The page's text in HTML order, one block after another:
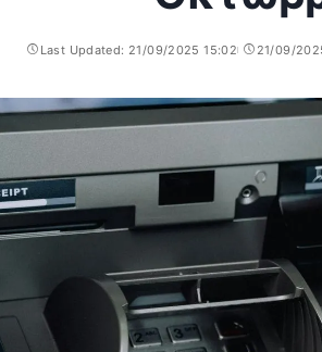
Last Updated: 21/09/2025 15:02 21/09/